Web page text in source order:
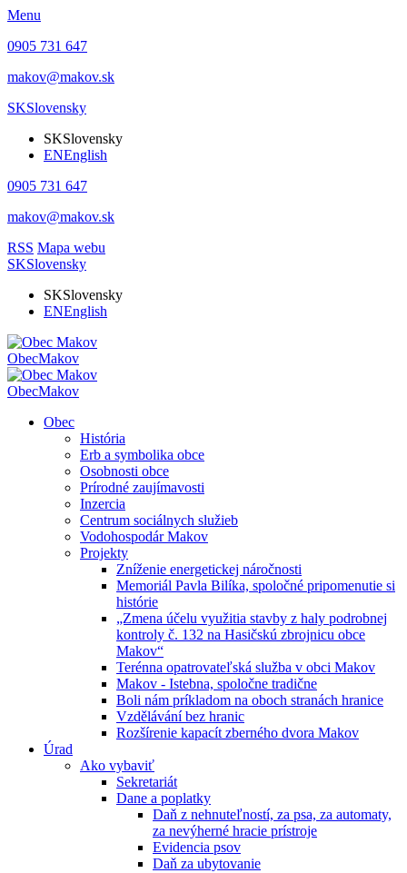
Menu
0905 731 647
makov@makov.sk
SKSlovensky
SKSlovensky
ENEnglish
0905 731 647
makov@makov.sk
RSS Mapa webu
SKSlovensky
SKSlovensky
ENEnglish
ObecMakov
ObecMakov
Obec
História
Erb a symbolika obce
Osobnosti obce
Prírodné zaujímavosti
Inzercia
Centrum sociálnych služieb
Vodohospodár Makov
Projekty
Zníženie energetickej náročnosti
Memoriál Pavla Bilíka, spoločné pripomenutie si
histórie
„Zmena účelu využitia stavby z haly podrobnej
kontroly č. 132 na Hasičskú zbrojnicu obce
Makov“
Terénna opatrovateľská služba v obci Makov
Makov - Istebna, spoločne tradične
Boli nám príkladom na oboch stranách hranice
Vzdělávání bez hranic
Rozšírenie kapacít zberného dvora Makov
Úrad
Ako vybaviť
Sekretariát
Dane a poplatky
Daň z nehnuteľností, za psa, za automaty,
za nevýherné hracie prístroje
Evidencia psov
Daň za ubytovanie